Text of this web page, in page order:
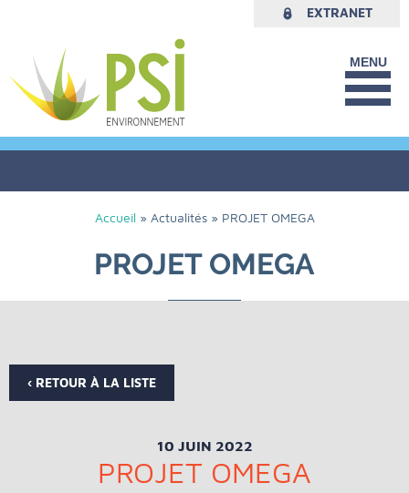
EXTRANET
MENTIONS LÉGALES
DONNÉES PERSONNELLES
Accueil » Actualités» PROJET OMEGA
PROJET OMEGA
‹ RETOUR À LA LISTE
10 JUIN 2022
PROJET OMEGA